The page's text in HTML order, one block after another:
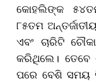
କୋହଲିଙ୍କ
୮୫ତମ
ଏବଂ ଚାରିଟି
କରିଥିଲେ।
ପରେ ବେଶି ସମୟ